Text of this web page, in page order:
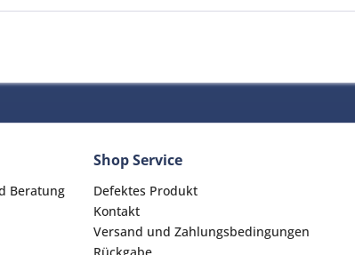
Beratung
Shop Service
Defektes Produkt
Kontakt
Versand und Zahlungsbedingungen